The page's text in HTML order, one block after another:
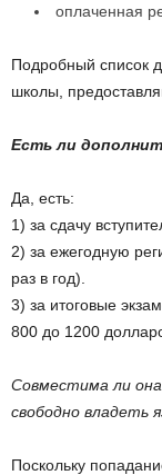
оплаченная
Подробный список
школы,
Есть ли
Да, есть:
1) за сдачу
2) за ежегодную
раз в год).
3) за итоговые
800 до 1200
Совместима ли она
свободно владеть
Поскольку